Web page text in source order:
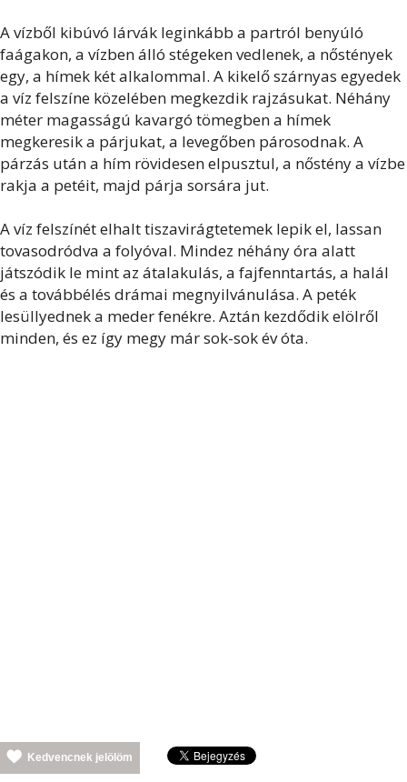
A vízből kibúvó lárvák leginkább a partról benyúló
faágakon, a vízben álló stégeken vedlenek, a nőstények
egy, a hímek két alkalommal. A kikelő szárnyas egyedek
a víz felszíne közelében megkezdik rajzásukat. Néhány
méter magasságú kavargó tömegben a hímek
megkeresik a párjukat, a levegőben párosodnak. A
párzás után a hím rövidesen elpusztul, a nőstény a vízbe
rakja a petéit, majd párja sorsára jut.
A víz felszínét elhalt tiszavirágtetemek lepik el, lassan
tovasodródva a folyóval. Mindez néhány óra alatt
játszódik le mint az átalakulás, a fajfenntartás, a halál
és a továbbélés drámai megnyilvánulása. A peték
lesüllyednek a meder fenékre. Aztán kezdődik elölről
minden, és ez így megy már sok-sok év óta.
Kedvencnek jelölöm